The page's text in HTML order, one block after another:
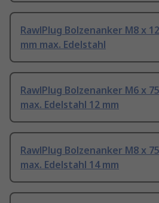
RawlPlug Bolzenanker M8 x
mm max. Edelstahl
RawlPlug Bolzenanker M6 x
max. Edelstahl 12 mm
RawlPlug Bolzenanker M8 x
max. Edelstahl 14 mm